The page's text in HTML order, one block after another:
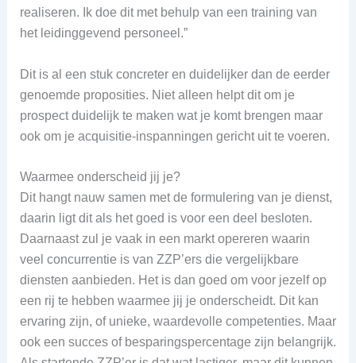
realiseren. Ik doe dit met behulp van een training van
het leidinggevend personeel.”
Dit is al een stuk concreter en duidelijker dan de eerder
genoemde proposities. Niet alleen helpt dit om je
prospect duidelijk te maken wat je komt brengen maar
ook om je acquisitie-inspanningen gericht uit te voeren.
Waarmee onderscheid jij je?
Dit hangt nauw samen met de formulering van je dienst,
daarin ligt dit als het goed is voor een deel besloten.
Daarnaast zul je vaak in een markt opereren waarin
veel concurrentie is van ZZP’ers die vergelijkbare
diensten aanbieden. Het is dan goed om voor jezelf op
een rij te hebben waarmee jij je onderscheidt. Dit kan
ervaring zijn, of unieke, waardevolle competenties. Maar
ook een succes of besparingspercentage zijn belangrijk.